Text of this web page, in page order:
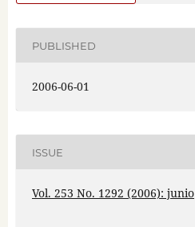
PUBLISHED
2006-06-01
ISSUE
Vol. 253 No. 1292 (2006): junio